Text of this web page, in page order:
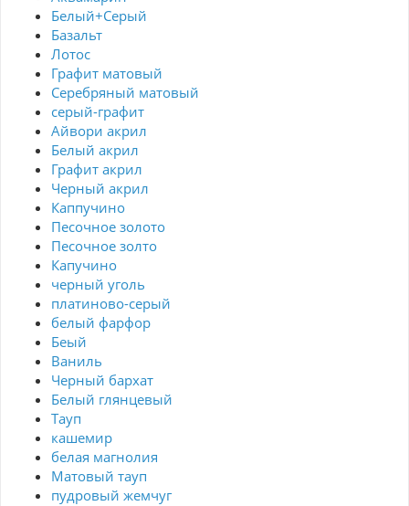
Белый+Серый
Базальт
Лотос
Графит матовый
Серебряный матовый
серый-графит
Айвори акрил
Белый акрил
Графит акрил
Черный акрил
Каппучино
Песочное золото
Песочное золто
Капучино
черный уголь
платиново-серый
белый фарфор
Беый
Ваниль
Черный бархат
Белый глянцевый
Тауп
кашемир
белая магнолия
Матовый тауп
пудровый жемчуг